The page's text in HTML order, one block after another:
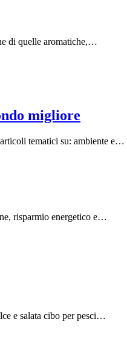
di quelle aromatiche,…
migliore
tematici su: ambiente e…
risparmio energetico e…
e salata cibo per pesci…